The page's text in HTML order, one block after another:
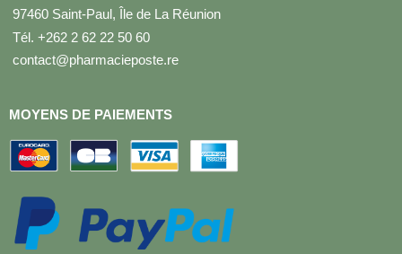
97460 Saint-Paul, Île de La Réunion
Tél. +262 2 62 22 50 60
contact@pharmacieposte.re
MOYENS DE PAIEMENTS